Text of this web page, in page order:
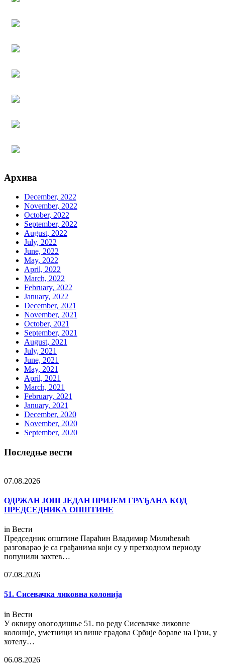
Архива
December, 2022
November, 2022
October, 2022
September, 2022
August, 2022
July, 2022
June, 2022
May, 2022
April, 2022
March, 2022
February, 2022
January, 2022
December, 2021
November, 2021
October, 2021
September, 2021
August, 2021
July, 2021
June, 2021
May, 2021
April, 2021
March, 2021
February, 2021
January, 2021
December, 2020
November, 2020
September, 2020
Последње вести
07.08.2026
ОДРЖАН ЈОШ ЈЕДАН ПРИЈЕМ ГРАЂАНА КОД
ПРЕДСЕДНИКА ОПШТИНЕ
in Вести
Председник општине Параћин Владимир Милићевић
разговарао је са грађанима који су у претходном периоду
попунили захтев…
07.08.2026
51. Сисевачка ликовна колонија
in Вести
У оквиру овогодишње 51. по реду Сисевачке ликовне
колоније, уметници из више градова Србије бораве на Грзи, у
хотелу…
06.08.2026